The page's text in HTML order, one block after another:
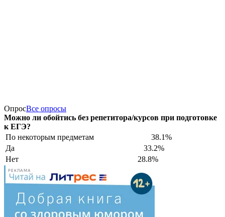
ОпросВсе опросы
Можно ли обойтись без репетитора/курсов при подготовке
к ЕГЭ?
По некоторым предметам
38.1%
Да
33.2%
Нет
28.8%
РЕКЛАМА